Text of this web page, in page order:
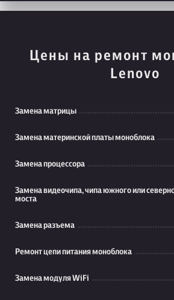
Цены на ремонт
Lenovo
Замена матрицы
Замена материнской платы моноблока
Замена процессора
Замена видеочипа, чипа южного или
моста
Замена разъема
Ремонт цепи питания моноблока
Замена модуля WiFi